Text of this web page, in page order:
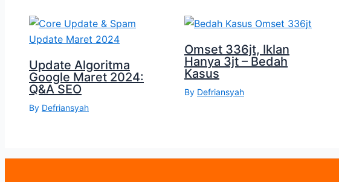
Update Algoritma
Google Maret 2024:
Q&A SEO
By Defriansyah
Omset 336jt, Iklan
Hanya 3jt – Bedah
Kasus
By Defriansyah